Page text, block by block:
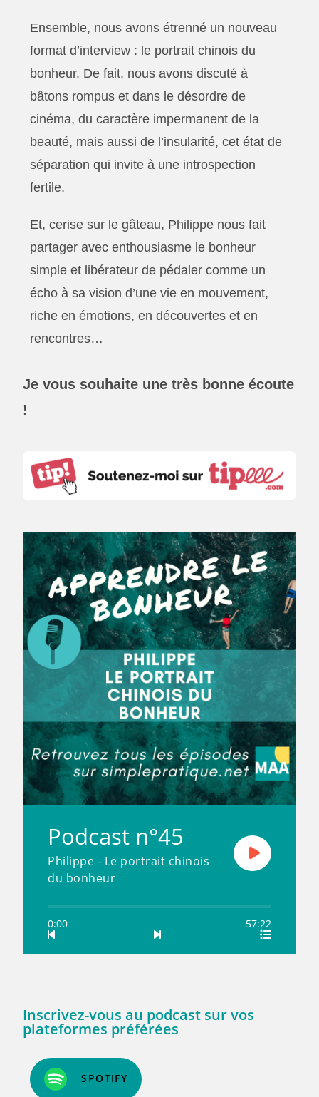
Ensemble, nous avons étrenné un nouveau
format d’interview : le portrait chinois du
bonheur. De fait, nous avons discuté à
bâtons rompus et dans le désordre de
cinéma, du caractère impermanent de la
beauté, mais aussi de l’insularité, cet état de
séparation qui invite à une introspection
fertile.
Et, cerise sur le gâteau, Philippe nous fait
partager avec enthousiasme le bonheur
simple et libérateur de pédaler comme un
écho à sa vision d’une vie en mouvement,
riche en émotions, en découvertes et en
rencontres…
Je vous souhaite une très bonne écoute
!
Podcast n°45
Philippe - Le portrait chinois
du bonheur
0:00 57:22
Inscrivez-vous au podcast sur vos
plateformes préférées
SPOTIFY